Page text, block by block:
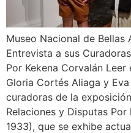
Museo Nacional de Bellas
Entrevista a sus
Por Kekena Corvalán
Gloria Cortés Aliaga y
curadoras de la
Relaciones y Disputas
1933), que se exhibe